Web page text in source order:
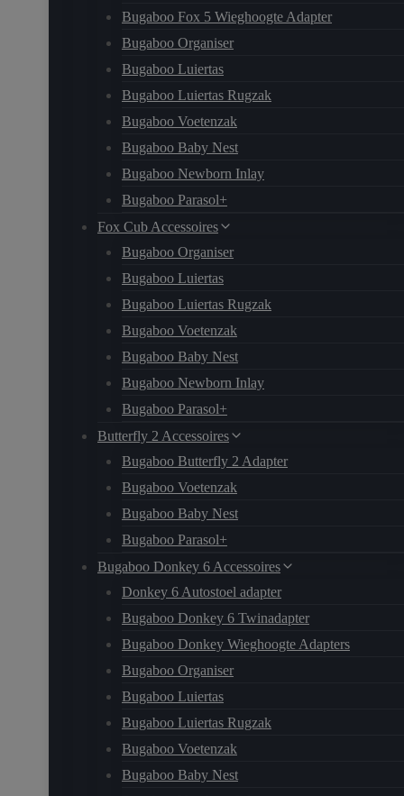
Bugaboo Fox 5 Wieghoogte Adapter
Bugaboo Organiser
Bugaboo Luiertas
Bugaboo Luiertas Rugzak
Bugaboo Voetenzak
Bugaboo Baby Nest
Bugaboo Newborn Inlay
Bugaboo Parasol+
Fox Cub Accessoires
Bugaboo Organiser
Bugaboo Luiertas
Bugaboo Luiertas Rugzak
Bugaboo Voetenzak
Bugaboo Baby Nest
Bugaboo Newborn Inlay
Bugaboo Parasol+
Butterfly 2 Accessoires
Bugaboo Butterfly 2 Adapter
Bugaboo Voetenzak
Bugaboo Baby Nest
Bugaboo Parasol+
Bugaboo Donkey 6 Accessoires
Donkey 6 Autostoel adapter
Bugaboo Donkey 6 Twinadapter
Bugaboo Donkey Wieghoogte Adapters
Bugaboo Organiser
Bugaboo Luiertas
Bugaboo Luiertas Rugzak
Bugaboo Voetenzak
Bugaboo Baby Nest